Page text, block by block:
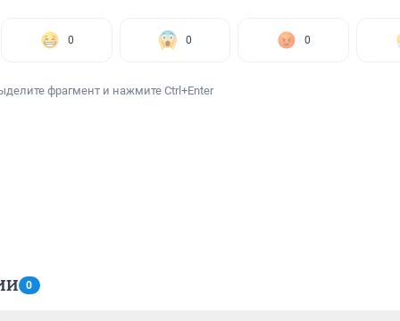
0 0 0
фрагмент и нажмите Ctrl+Enter
0